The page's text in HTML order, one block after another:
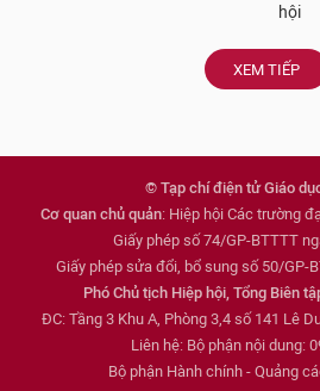
hội
XEM TIẾP
© Tạp chí điện tử Giáo
Cơ quan chủ quản: Hiệp hội Các trường
Giấy phép số 74/GP-BTTTT
Giấy phép sửa đổi, bổ sung số 50/GP-
Phó Chủ tịch Hiệp hội, Tổng Biên
ĐC: Tầng 3 Khu A, Phòng 3,4 số 141 Lê
Liên hệ: Bộ phận nội dung:
Bộ phận Hành chính - Quảng